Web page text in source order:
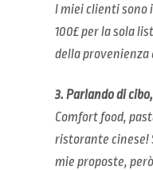
I miei clienti sono
100£ per la sola
della provenienza
3. Parlando di
Comfort food,
ristorante cinese!
mie proposte,